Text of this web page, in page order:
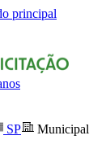
principal
SP Municipal